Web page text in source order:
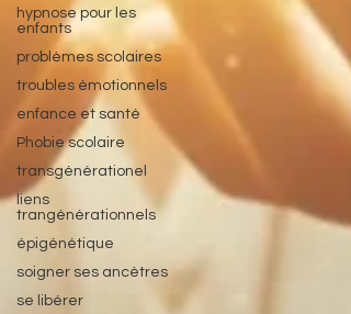
hypnose pour les
enfants
problèmes scolaires
troubles émotionnels
enfance et santé
Phobie scolaire
transgénérationel
liens
trangénérationnels
épigénétique
soigner ses ancètres
se libérer